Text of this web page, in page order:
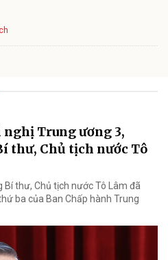
nghị Trung ương 3,
thư, Chủ tịch nước Tô
Bí thư, Chủ tịch nước Tô Lâm đã
ba của Ban Chấp hành Trung